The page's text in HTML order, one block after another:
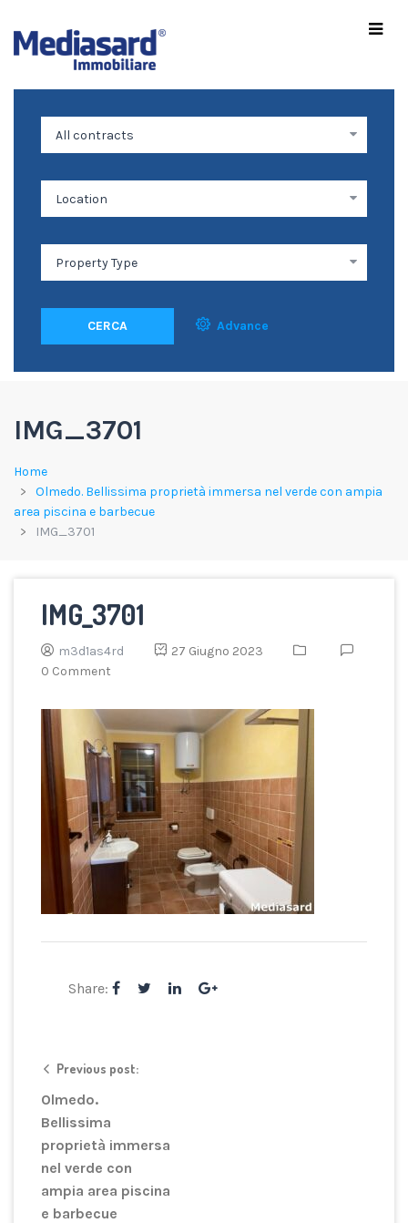
CERCA Advance
IMG_3701
Home
Olmedo. Bellissima proprietà immersa nel verde con ampia
area piscina e barbecue
IMG_3701
IMG_3701
m3d1as4rd
27 Giugno 2023
0 Comment
Share:
Previous post:
Olmedo.
Bellissima
proprietà immersa
nel verde con
ampia area piscina
e barbecue